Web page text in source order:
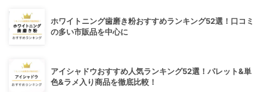
ホワイトニング歯磨き粉おすすめランキング52選！口コミ
の多い市販品を中心に
アイシャドウおすすめ人気ランキング52選！パレット&単
色&ラメ入り商品を徹底比較！